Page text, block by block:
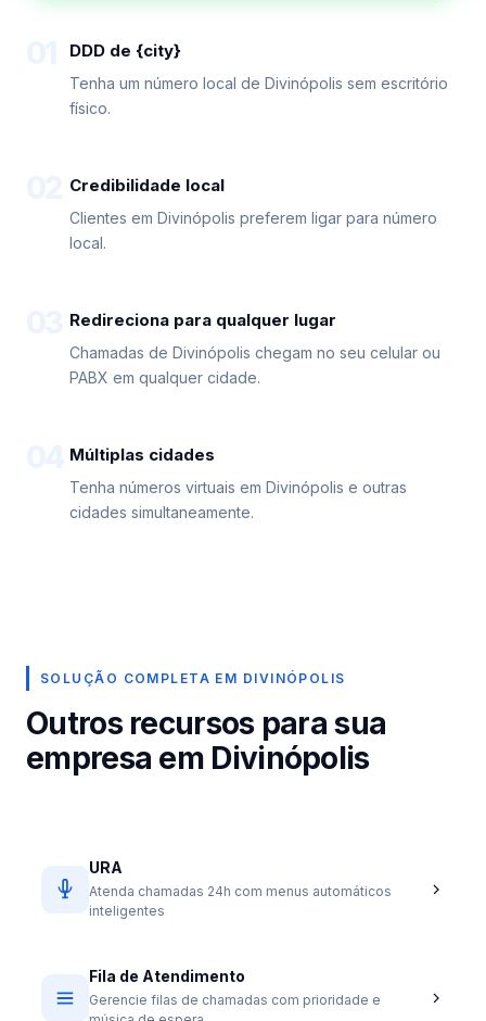
DDD de {city}
Tenha um número local de Divinópolis sem escritório
físico.
Credibilidade local
Clientes em Divinópolis preferem ligar para número
local.
Redireciona para qualquer lugar
Chamadas de Divinópolis chegam no seu celular ou
PABX em qualquer cidade.
Múltiplas cidades
Tenha números virtuais em Divinópolis e outras
cidades simultaneamente.
SOLUÇÃO COMPLETA EM DIVINÓPOLIS
Outros recursos para sua
empresa em Divinópolis
URA
Atenda chamadas 24h com menus automáticos
inteligentes
Fila de Atendimento
Gerencie filas de chamadas com prioridade e